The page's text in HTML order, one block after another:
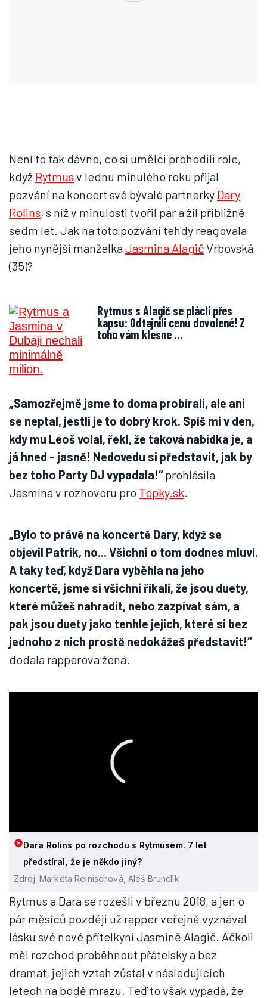
Není to tak dávno, co si umělci prohodili role,
když Rytmus v lednu minulého roku přijal
pozvání na koncert své bývalé partnerky Dary
Rolins, s níž v minulosti tvořil pár a žil přibližně
sedm let. Jak na toto pozvání tehdy reagovala
jeho nynější manželkaJasmina AlagičVrbovská
(35)?
Rytmus s Alagič se plácli přes
kapsu: Odtajnili cenu dovolené! Z
toho vám klesne …
„Samozřejmě jsme to doma probírali, ale ani
se neptal, jestli je to dobrý krok. Spíš mi v den,
kdy mu Leoš volal, řekl, že taková nabídka je, a
já hned - jasně! Nedovedu si představit, jak by
bez toho Party DJ vypadala!“prohlásila
Jasmína v rozhovoru pro Topky.sk.
„Bylo to právě na koncertě Dary, když se
objevil Patrik, no... Všichni o tom dodnes mluví.
A taky teď, když Dara vyběhla na jeho
koncertě, jsme si všichni říkali, že jsou duety,
které můžeš nahradit, nebo zazpívat sám, a
pak jsou duety jako tenhle jejich, které si bez
jednoho z nich prostě nedokážeš představit!“
dodala rapperova žena.
Dara Rolins po rozchodu s Rytmusem. 7 let
předstíral, že je někdo jiný?
Zdroj: Markéta Reinischová, Aleš Brunclík
Rytmus a Dara se rozešli v březnu 2018, a jen o
pár měsíců později už rapper veřejně vyznával
lásku své nové přítelkyni Jasmině Alagič. Ačkoli
měl rozchod proběhnout přátelsky a bez
dramat, jejich vztah zůstal v následujících
letech na bodě mrazu. Teď to však vypadá, že